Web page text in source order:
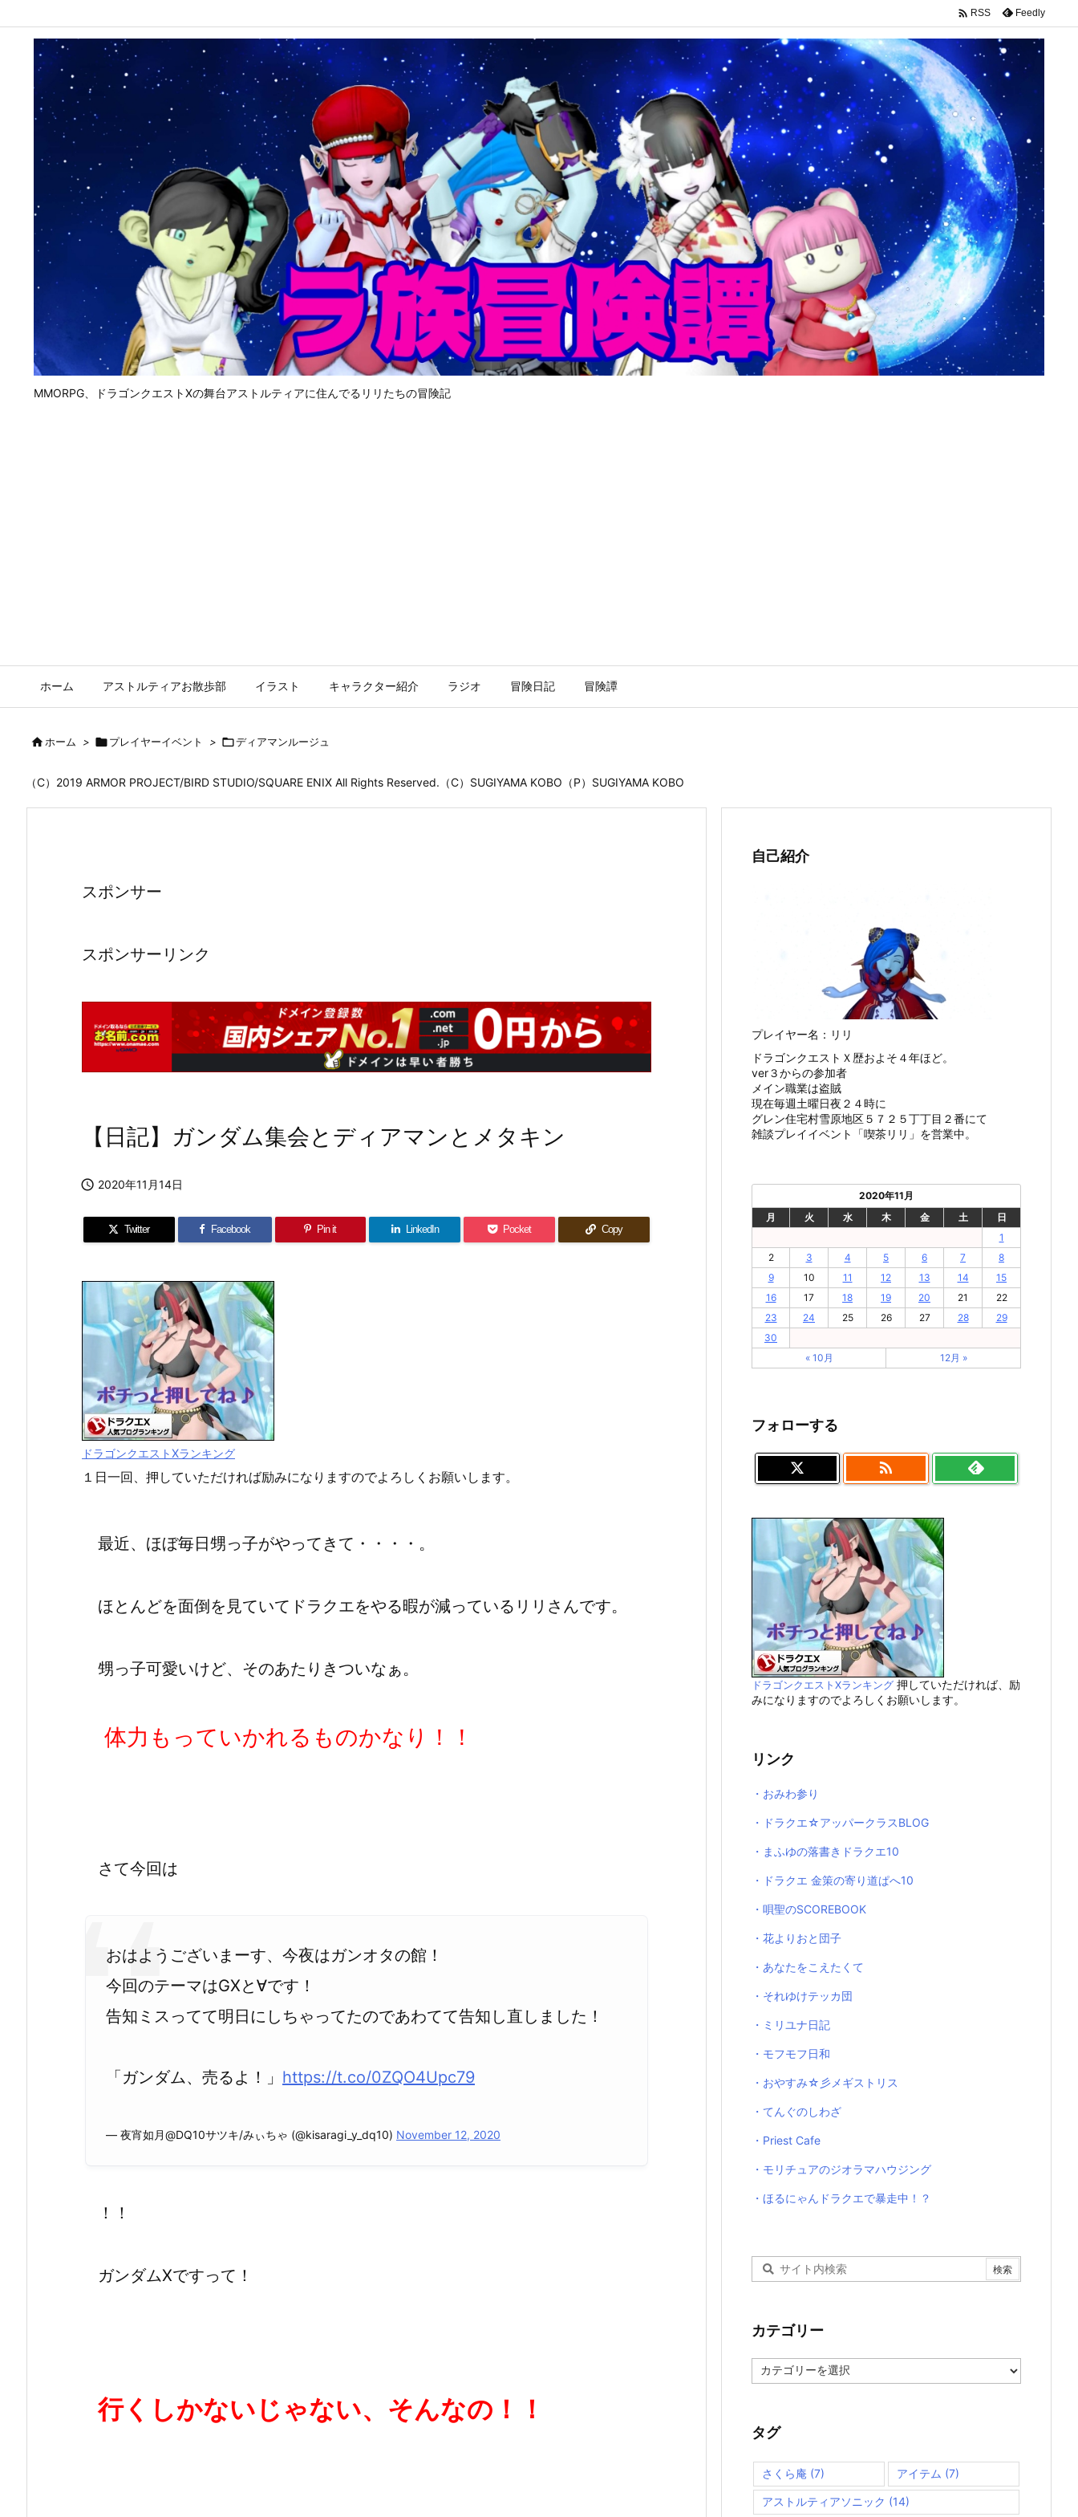
MMORPG、ドラゴンクエストⅩの舞台アストルティアに住んでるリリたちの冒険記
ホーム アストルティアお散歩部 イラスト キャラクター紹介 ラジオ 冒険日記 冒険譚
 RSS Feedly
ホーム > プレイヤーイベント > ディアマンルージュ
（C）2019 ARMOR PROJECT/BIRD STUDIO/SQUARE ENIX All Rights Reserved.（C）SUGIYAMA KOBO（P）SUGIYAMA KOBO
スポンサー
スポンサーリンク
【日記】ガンダム集会とディアマンとメタキン
 2020年11月14日
Twitter Facebook Pin it LinkedIn Pocket Copy
ドラゴンクエストXランキング
１日一回、押していただければ励みになりますのでよろしくお願いします。
最近、ほぼ毎日甥っ子がやってきて・・・・。
ほとんどを面倒を見ていてドラクエをやる暇が減っているリリさんです。
甥っ子可愛いけど、そのあたりきついなぁ。
体力もっていかれるものかなり！！
さて今回は
おはようございまーす、今夜はガンオタの館！
今回のテーマはGXと∀です！
告知ミスってて明日にしちゃってたのであわてて告知し直しました！
「ガンダム、売るよ！」 https://t.co/0ZQO4Upc79
— 夜宵如月@DQ10サツキ/みぃちゃ (@kisaragi_y_dq10) November 12, 2020
！！
ガンダムXですって！
行くしかないじゃない、そんなの！！
自己紹介
プレイヤー名：リリ
ドラゴンクエストＸ歴およそ４年ほど。
ver３からの参加者
メイン職業は盗賊
現在毎週土曜日夜２４時に
グレン住宅村雪原地区５７２５丁丁目２番にて
雑談プレイイベント「喫茶リリ」を営業中。
2020年11月
月
火 水 木 金 土
日
1
2
3 4 5 6 7
8
9
10 11 12 13 14
15
16
17 18 19 20 21
22
23
24 25 26 27 28
29
30
« 10月
12月 »
フォローする

ドラゴンクエストXランキング 押していただければ、励
みになりますのでよろしくお願いします。
リンク
・おみわ参り
・ドラクエ☆アッパークラスBLOG
・まふゆの落書きドラクエ10
・ドラクエ 金策の寄り道ぱへ10
・唄聖のSCOREBOOK
・花よりおと団子
・あなたをこえたくて
・それゆけテッカ団
・ミリユナ日記
・モフモフ日和
・おやすみ☆彡メギストリス
・てんぐのしわざ
・Priest Cafe
・モリチュアのジオラマハウジング
・ほるにゃんドラクエで暴走中！？
カテゴリー
テ
ー
タグ
さくら庵 (7) アイテム (7)
アストルティアソニック (14)